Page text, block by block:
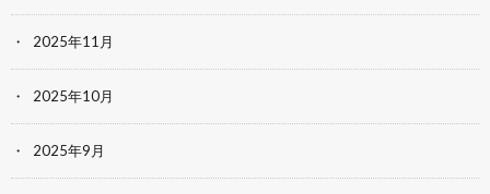
2025年11月
2025年10月
2025年9月